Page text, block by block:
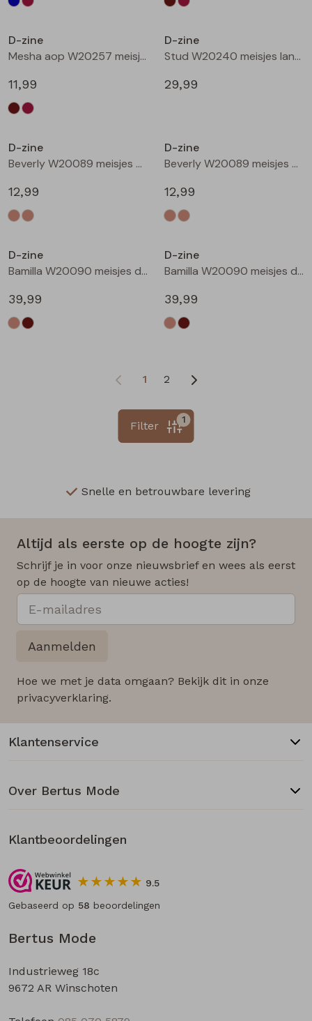
D-zine
Mesha aop W20257 meisjes t-shirts lange mouw Wijnrood
11,99
D-zine
Stud W20240 meisjes lange broek Denim grey
29,99
D-zine
Beverly W20089 meisjes T-shirt korte mouw Ecru
12,99
D-zine
Beverly W20089 meisjes T-shirt korte mouw Ecru melee
12,99
D-zine
Bamilla W20090 meisjes denim jack Kit
39,99
D-zine
Bamilla W20090 meisjes denim jack Bruin
39,99
1 2
1
Filter
Snelle en betrouwbare levering
Altijd als eerste op de hoogte zijn?
Schrijf je in voor onze nieuwsbrief en wees als eerst
op de hoogte van nieuwe acties!
Aanmelden
Hoe we met je data omgaan? Bekijk dit in onze
privacyverklaring.
Bertus Mode
Industrieweg 18c
9672 AR Winschoten
Klantenservice
Over Bertus Mode
Klantbeoordelingen
9.5
Gebaseerd op 58 beoordelingen